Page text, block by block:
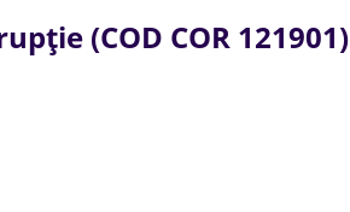
(COD COR 121901)